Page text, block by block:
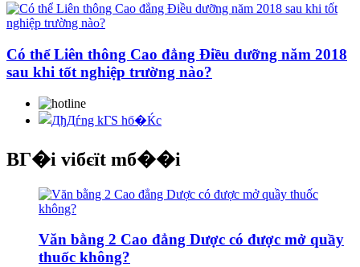
Có thể Liên thông Cao đẳng Điều dưỡng năm 2018
sau khi tốt nghiệp trường nào?
BГ�i viбєїt mб��i
Văn bằng 2 Cao đẳng Dược có được mở quầy
thuốc không?